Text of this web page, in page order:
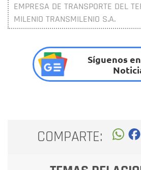
EMPRESA DE TRANSPORTE DEL
MILENIO TRANSMILENIO S.A.
Síguenos
COMPARTE: